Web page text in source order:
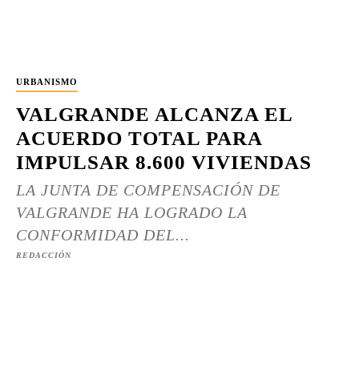
URBANISMO
VALGRANDE ALCANZA EL
ACUERDO TOTAL PARA
IMPULSAR 8.600 VIVIENDAS
LA JUNTA DE COMPENSACIÓN DE
VALGRANDE HA LOGRADO LA
CONFORMIDAD DEL...
REDACCIÓN